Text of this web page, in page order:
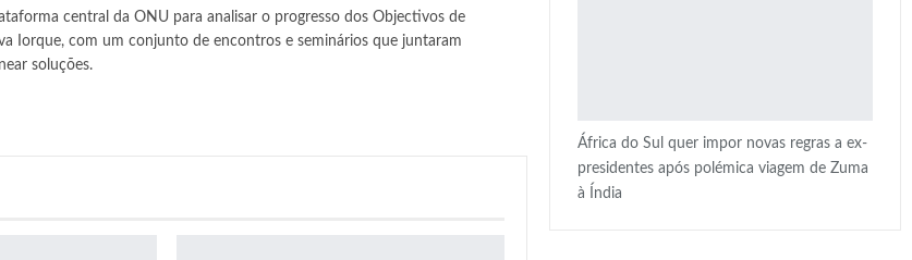
central da ONU para analisar o progresso dos Objectivos de
Iorque, com um conjunto de encontros e seminários que juntaram
soluções.
África do Sul quer impor novas regras a ex-
presidentes após polémica viagem de Zuma
à Índia